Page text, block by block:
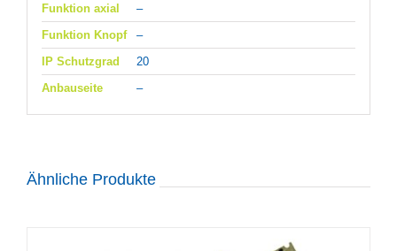
Funktion axial
–
Funktion Knopf
–
IP Schutzgrad
20
Anbauseite
–
Ähnliche Produkte